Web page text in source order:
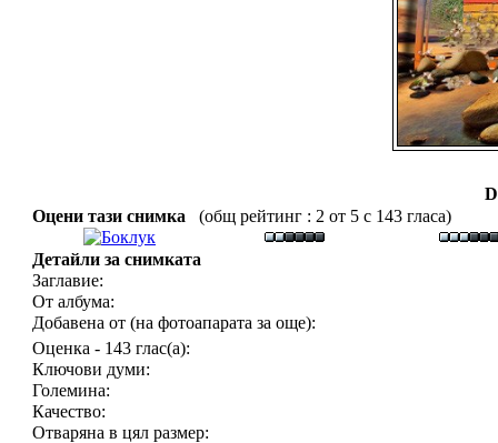
Оцени тази снимка
(общ рейтинг : 2 от 5 с 143 гласа)
Детайли за снимката
Заглавие:
От албума:
Добавена от (на фотоапарата за още):
Оценка - 143 глас(а):
Ключови думи:
Големина:
Качество:
Отваряна в цял размер: